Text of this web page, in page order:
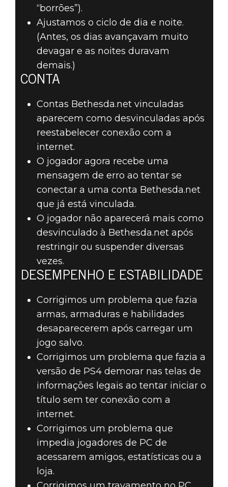
“borrões”).
Ajustamos o ciclo de dia e noite.
(Antes, os dias avançavam muito
devagar e as noites duravam
demais.)
CONTA
Contas Bethesda.net vinculadas
aparecem como desvinculadas após
reestabelecer conexão com a
internet.
O jogador agora recebe uma
mensagem de erro ao tentar se
conectar a uma conta Bethesda.net
que já está vinculada.
O jogador não aparecerá mais como
desvinculado à Bethesda.net após
restringir ou suspender diversas
vezes.
DESEMPENHO E ESTABILIDADE
Corrigimos um problema que fazia
armas, armaduras e habilidades
desaparecerem após carregar um
jogo salvo.
Corrigimos um problema que fazia a
versão de PS4 demorar nas telas de
informações legais ao tentar iniciar o
título sem ter conexão com a
internet.
Corrigimos um problema que
impedia jogadores de PC de
acessarem amigos, estatísticas ou a
loja.